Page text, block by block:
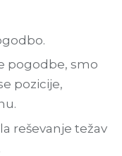
pogodbe, smo
pozicije,
reševanje težav